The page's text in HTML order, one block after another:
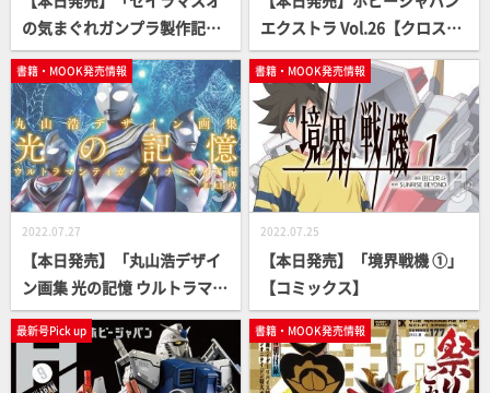
の気まぐれガンプラ製作記」
【How To】
エクストラ Vol.26【クロスボ
ーン・ガンダム】
書籍・MOOK発売情報
2022.07.27
【本日発売】「丸山浩デザイ
ン画集 光の記憶 ウルトラマン
ティガ・ダイナ・ガイア編」
【特撮ヒーロー】
書籍・MOOK発売情報
2022.07.25
【本日発売】「境界戦機 ①」
【コミックス】
最新号Pick up 書籍・MOOK発売情報